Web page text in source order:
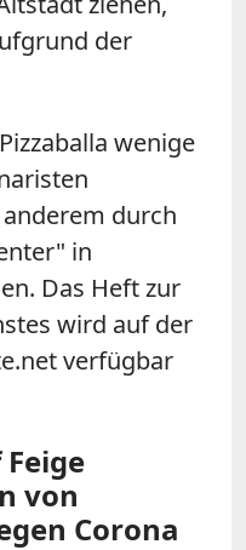
der
wenige
durch
in
Das Heft zur
wird auf der
verfügbar
von
Corona